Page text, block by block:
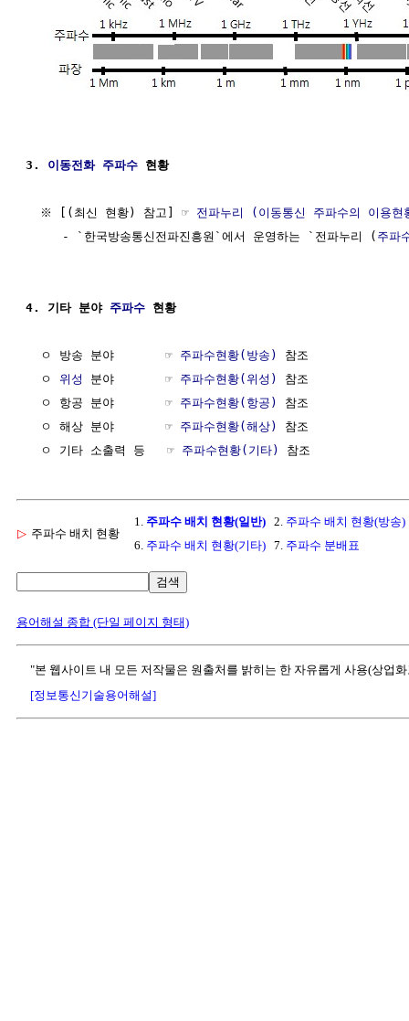
3. 이동전화 주파수 현황
  ※ [(최신 현황) 참고] ☞
전파누리 (이동통신 주파수의 이용
     - `한국방송통신전파진흥원`에서 운영하는 `전파누리 (
주파
4. 기타 분야 주파수 현황
  ㅇ 방송 분야       ☞
주파수현황(방송)
참조
  ㅇ
위성 분야       ☞ 주파수현황(위성)
참조
  ㅇ 항공 분야       ☞
주파수현황(항공)
참조
  ㅇ 해상 분야       ☞
주파수현황(해상)
참조
  ㅇ 기타 소출력 등   ☞
주파수현황(기타)
▷ 주파수 배치 현황
1. 주파수 배치 현황(일반) 2. 주파수 배치 현황(방송)
6. 주파수 배치 현황(기타) 7. 주파수 분배표
검색
용어해설 종합 (단일 페이지 형태)
"본 웹사이트 내 모든 저작물은 원출처를 밝히는 한 자유롭게 사용(상업
[정보통신기술용어해설]